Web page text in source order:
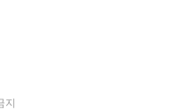
지